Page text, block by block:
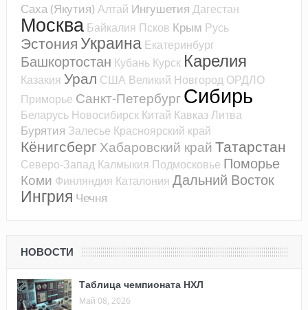
Саха (Якутия) Алтай Ингушетия Дагестан
Москва Байкалия Псков Крым Русь
Эстония Украина Екатеринбург
Башкортостан Кубань Курск Карелия
Казакия Урал США Великий Новгород ОРДЛО
Приморье Санкт-Петербург Сибирь
Беларусь Новосибирск Китай КавказЛитва
Бурятия Залесье Красноярский край
Кёнигсберг Хабаровский край Татарстан
Северо-Запад Калмыкия Подмосковье Поморье
Коми Финляндия Каталония Дальний Восток
Ингрия Чечня
НОВОСТИ
Таблица чемпионата НХЛ
Май 08, 2026